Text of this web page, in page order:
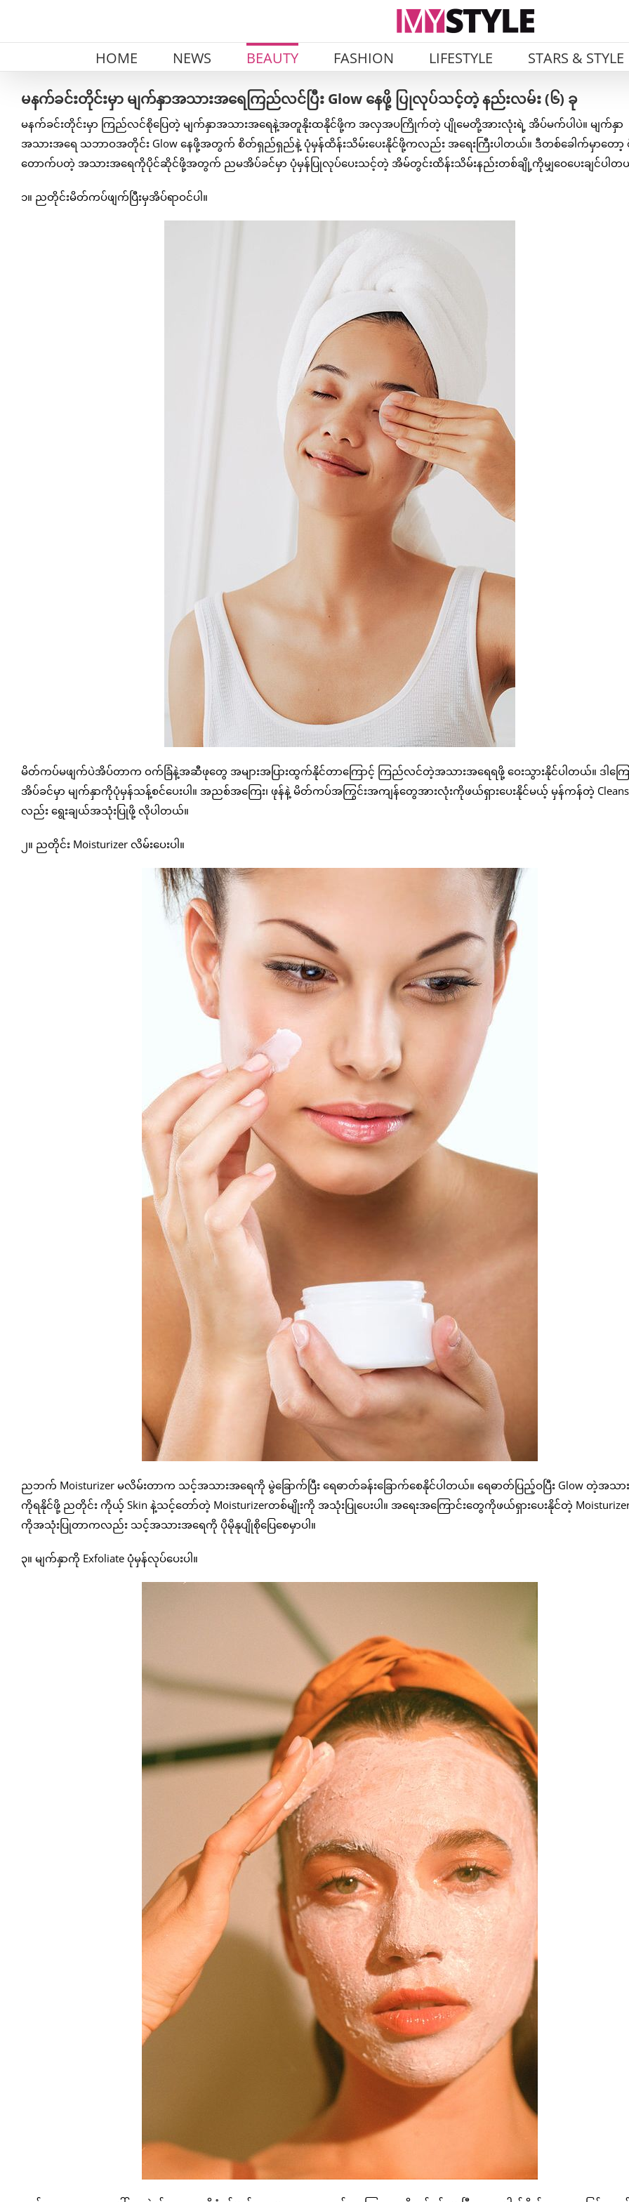
HOME NEWS BEAUTY FASHION LIFESTYLE STARS & STYLE
မနက်ခင်းတိုင်းမှာ မျက်နှာအသားအရေကြည်လင်ပြီး Glow နေဖို့ ပြုလုပ်သင့်တဲ့ နည်းလမ်း (၆) ခု
မနက်ခင်းတိုင်းမှာ ကြည်လင်စိုပြေတဲ့ မျက်နှာအသားအရေနဲ့အတူနိုးထနိုင်ဖို့က အလှအပကြိုက်တဲ့ ပျိုမေတို့အားလုံးရဲ့ အိပ်မက်ပါပဲ။ မျက်နှာ
အသားအရေ သဘာဝအတိုင်း Glow နေဖို့အတွက် စိတ်ရှည်ရှည်နဲ့ ပုံမှန်ထိန်းသိမ်းပေးနိုင်ဖို့ကလည်း အရေးကြီးပါတယ်။ ဒီတစ်ခေါက်မှာတော့
တောက်ပတဲ့ အသားအရေကိုပိုင်ဆိုင်ဖို့အတွက် ညမအိပ်ခင်မှာ ပုံမှန်ပြုလုပ်ပေးသင့်တဲ့ အိမ်တွင်းထိန်းသိမ်းနည်းတစ်ချို့ကိုမျှဝေပေးချင်ပါတ
၁။ ညတိုင်းမိတ်ကပ်ဖျက်ပြီးမှအိပ်ရာဝင်ပါ။
မိတ်ကပ်မဖျက်ပဲအိပ်တာက ဝက်ခြံနဲ့အဆီဖုတွေ အများအပြားထွက်နိုင်တာကြောင့် ကြည်လင်တဲ့အသားအရေရဖို့ ဝေးသွားနိုင်ပါတယ်။ ဒါကြေ
အိပ်ခင်မှာ မျက်နှာကိုပုံမှန်သန့်စင်ပေးပါ။ အညစ်အကြေး၊ ဖုန်နဲ့ မိတ်ကပ်အကြွင်းအကျန်တွေအားလုံးကိုဖယ်ရှားပေးနိုင်မယ့် မှန်ကန်တဲ့
လည်း ရွေးချယ်အသုံးပြုဖို့ လိုပါတယ်။
၂။ ညတိုင်း Moisturizer လိမ်းပေးပါ။
ညဘက် Moisturizer မလိမ်းတာက သင့်အသားအရေကို မွဲခြောက်ပြီး ရေဓာတ်ခန်းခြောက်စေနိုင်ပါတယ်။ ရေဓာတ်ပြည့်ဝပြီး Glow တဲ့အသာ
ကိုရနိုင်ဖို့ ညတိုင်း ကိုယ့် Skin နဲ့သင့်တော်တဲ့ Moisturizerတစ်မျိုးကို အသုံးပြုပေးပါ။ အရေးအကြောင်းတွေကိုဖယ်ရှားပေးနိုင်တဲ့ Moisturizer
ကိုအသုံးပြုတာကလည်း သင့်အသားအရေကို ပိုမိုနုပျိုစိုပြေစေမှာပါ။
၃။ မျက်နှာကို Exfoliate ပုံမှန်လုပ်ပေးပါ။